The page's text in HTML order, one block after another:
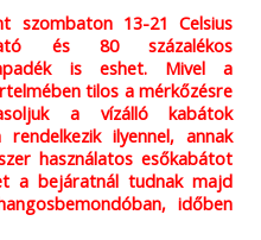
szombaton 13-21 Celsius
és 80 százalékos
is eshet. Mivel a
tilos a mérkőzésre
a vízálló kabátok
ilyennel, annak
használatos esőkabátot
a bejáratnál tudnak majd
időben